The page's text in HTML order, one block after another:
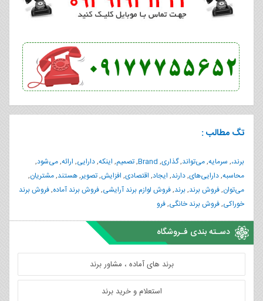
تگ مطالب :
برند،, سرمایه,می‌تواند,گذاری,
Brand
,تصمیم, اینکه,دارایی, ارائه,می‌شود,
محاسبه,دارایی‌های,دارند, ایجاد, اقتصادی, افزایش,تصویر,هستند,مشتریان,
می‌توان,فروش برند,برند,فروش لوازم برند آرایشی,فروش برند آماده,فروش برند
خوراکی,فروش برند خانگی,فرو
دسـته بندی فـروشگاه
برند های آماده ، مشاور برند
استعلام و خرید برند